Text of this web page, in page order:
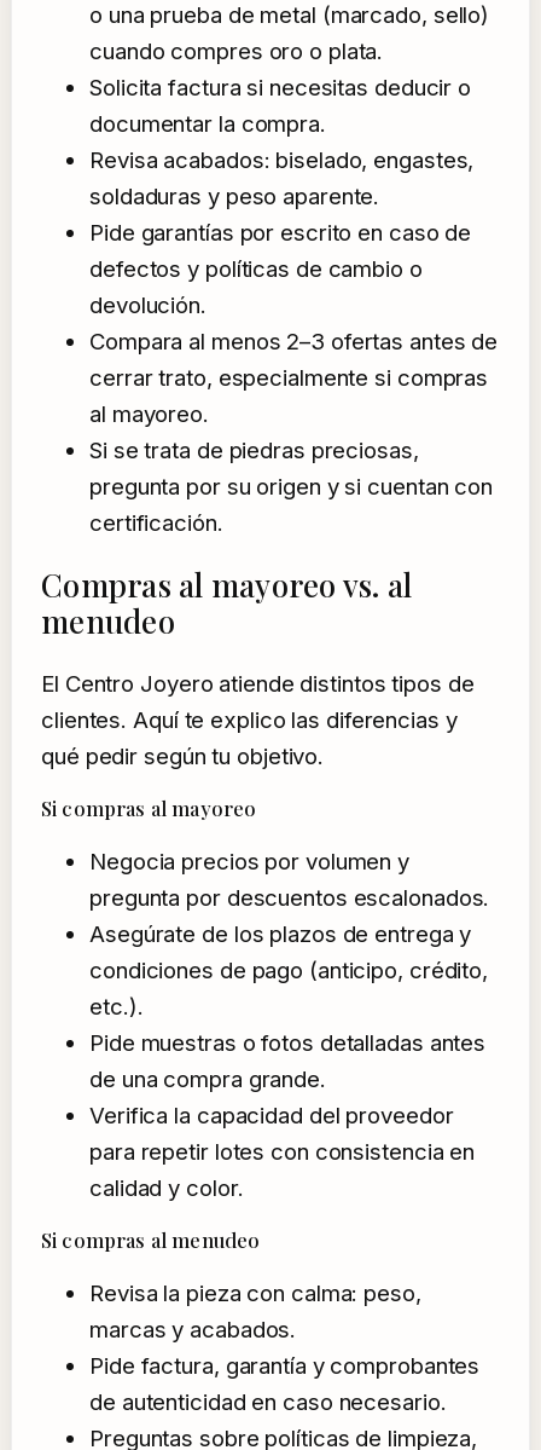
o una prueba de metal (marcado, sello)
cuando compres oro o plata.
Solicita factura si necesitas deducir o
documentar la compra.
Revisa acabados: biselado, engastes,
soldaduras y peso aparente.
Pide garantías por escrito en caso de
defectos y políticas de cambio o
devolución.
Compara al menos 2–3 ofertas antes de
cerrar trato, especialmente si compras
al mayoreo.
Si se trata de piedras preciosas,
pregunta por su origen y si cuentan con
certificación.
Compras al mayoreo vs. al
menudeo
El Centro Joyero atiende distintos tipos de
clientes. Aquí te explico las diferencias y
qué pedir según tu objetivo.
Si compras al mayoreo
Negocia precios por volumen y
pregunta por descuentos escalonados.
Asegúrate de los plazos de entrega y
condiciones de pago (anticipo, crédito,
etc.).
Pide muestras o fotos detalladas antes
de una compra grande.
Verifica la capacidad del proveedor
para repetir lotes con consistencia en
calidad y color.
Si compras al menudeo
Revisa la pieza con calma: peso,
marcas y acabados.
Pide factura, garantía y comprobantes
de autenticidad en caso necesario.
Preguntas sobre políticas de limpieza,